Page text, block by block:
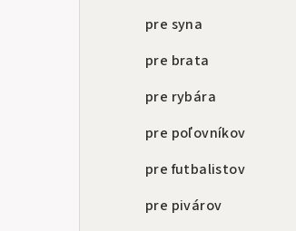
pre syna
pre brata
pre rybára
pre poľovníkov
pre futbalistov
pre pivárov